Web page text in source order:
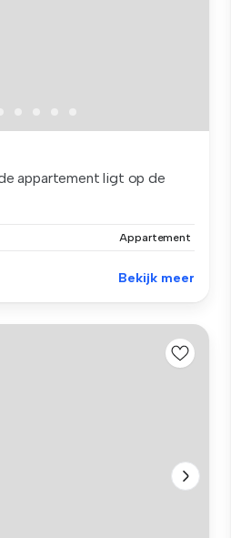
appartement ligt op de
Appartement
Bekijk meer